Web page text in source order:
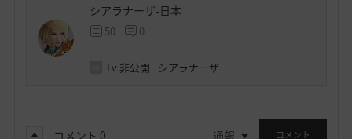
シアラナーザ-日本
50 0
Lv 非公開 シアラナーザ
コメント 0 通報 コメント